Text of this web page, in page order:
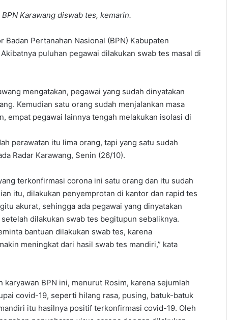
Karawang diswab tes, kemarin.
Badan Pertanahan Nasional (BPN) Kabupaten
puluhan pegawai dilakukan swab tes masal di
mengatakan, pegawai yang sudah dinyatakan
Kemudian satu orang sudah menjalankan masa
empat pegawai lainnya tengah melakukan isolasi di
perawatan itu lima orang, tapi yang satu sudah
Radar Karawang, Senin (26/10).
terkonfirmasi corona ini satu orang dan itu sudah
itu, dilakukan penyemprotan di kantor dan rapid tes
akurat, sehingga ada pegawai yang dinyatakan
dilakukan swab tes begitupun sebaliknya.
bantuan dilakukan swab tes, karena
meningkat dari hasil swab tes mandiri,” kata
BPN ini, menurut Rosim, karena sejumlah
covid-19, seperti hilang rasa, pusing, batuk-batuk
itu hasilnya positif terkonfirmasi covid-19. Oleh